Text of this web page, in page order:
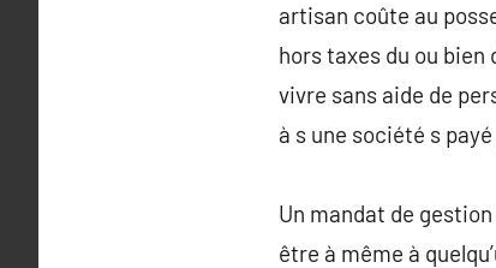
artisan coûte au
hors taxes du ou
vivre sans aide de
à s une société s
Un mandat de
être à même à